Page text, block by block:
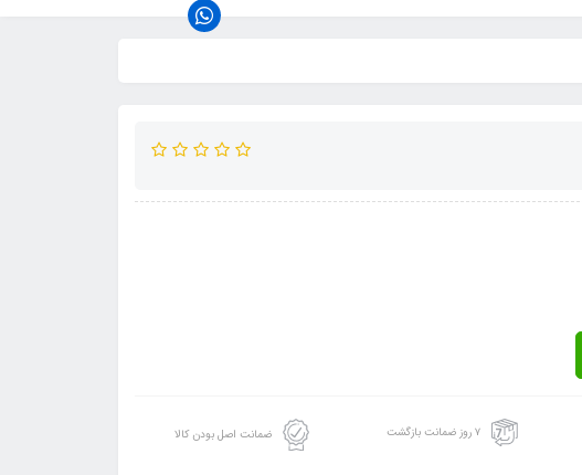
۷ روز ضمانت بازگشت ضمانت اصل بودن کالا